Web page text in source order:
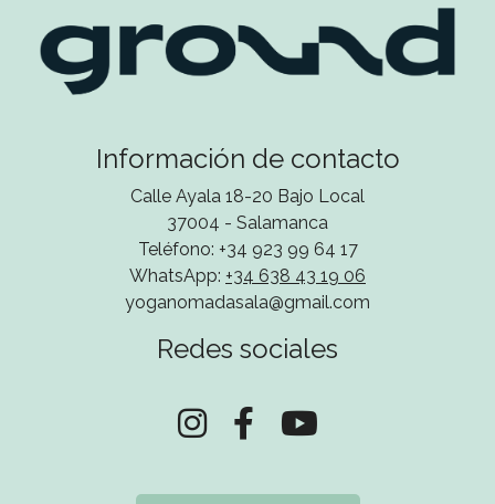
Información de contacto
Calle Ayala 18-20 Bajo Local
37004 - Salamanca
Teléfono: +34 923 99 64 17
WhatsApp: +34 638 43 19 06
yoganomadasala@gmail.com
Redes sociales